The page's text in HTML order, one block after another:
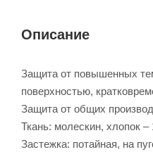
Описание
Защита от повышенных
поверхностью,
Защита от общих
Ткань: молескин, хлопок –
Застежка: потайная, на